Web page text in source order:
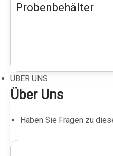
Probenbehälter
ÜBER UNS
Über Uns
Haben Sie Fragen zu